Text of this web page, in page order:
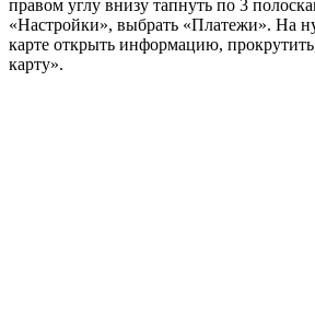
правом углу внизу тапнуть по 3
«Настройки», выбрать «Платежи». На
карте открыть информацию,
карту».